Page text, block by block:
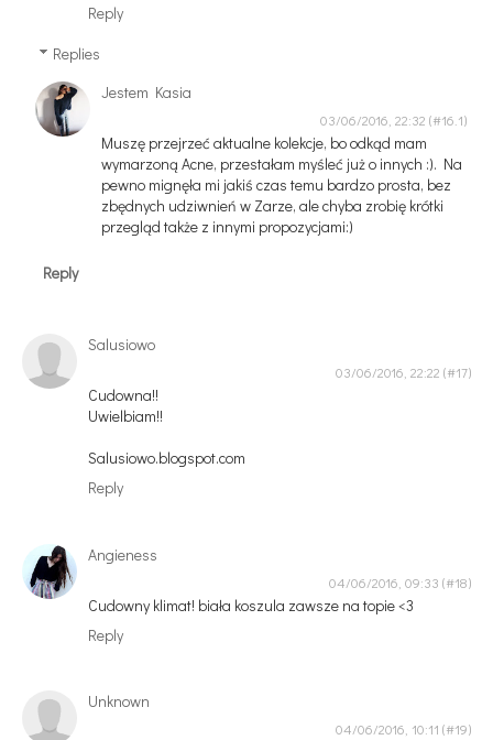
Reply
Replies
Jestem Kasia
03/06/2016, 22:32
Muszę przejrzeć aktualne kolekcje, bo odkąd mam
wymarzoną Acne, przestałam myśleć już o innych :). Na
pewno mignęła mi jakiś czas temu bardzo prosta, bez
zbędnych udziwnień w Zarze, ale chyba zrobię krótki
przegląd także z innymi propozycjami:)
Reply
Salusiowo
03/06/2016, 22:22
Cudowna!!
Uwielbiam!!
Salusiowo.blogspot.com
Reply
Angieness
04/06/2016, 09:33
Cudowny klimat! biała koszula zawsze na topie <3
Reply
Unknown
04/06/2016, 10:11